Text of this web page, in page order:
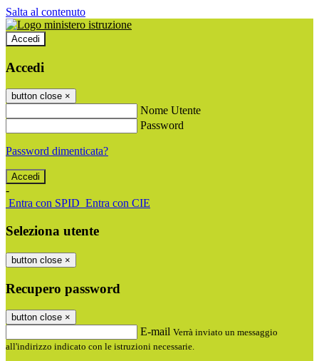
Salta al contenuto
Accedi
Accedi
button close ×
Nome Utente
Password
Password dimenticata?
-
Entra con SPID Entra con CIE
Seleziona utente
button close ×
Recupero password
button close ×
E-mail Verrà inviato un messaggio
all'indirizzo indicato con le istruzioni necessarie.